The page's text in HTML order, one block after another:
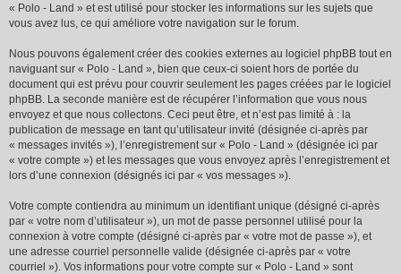
« Polo - Land » et est utilisé pour stocker les informations sur les sujets que
vous avez lus, ce qui améliore votre navigation sur le forum.
Nous pouvons également créer des cookies externes au logiciel phpBB tout en
naviguant sur « Polo - Land », bien que ceux-ci soient hors de portée du
document qui est prévu pour couvrir seulement les pages créées par le logiciel
phpBB. La seconde manière est de récupérer l’information que vous nous
envoyez et que nous collectons. Ceci peut être, et n’est pas limité à : la
publication de message en tant qu’utilisateur invité (désignée ci-après par
« messages invités »), l’enregistrement sur « Polo - Land » (désignée ici par
« votre compte ») et les messages que vous envoyez après l’enregistrement et
lors d’une connexion (désignés ici par « vos messages »).
Votre compte contiendra au minimum un identifiant unique (désigné ci-après
par « votre nom d’utilisateur »), un mot de passe personnel utilisé pour la
connexion à votre compte (désigné ci-après par « votre mot de passe »), et
une adresse courriel personnelle valide (désignée ci-après par « votre
courriel »). Vos informations pour votre compte sur « Polo - Land » sont